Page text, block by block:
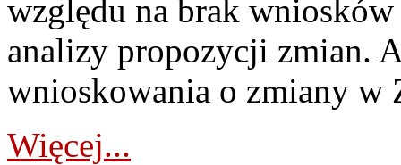
względu na brak
analizy propozycji zmian.
wnioskowania o zmiany w
Więcej...